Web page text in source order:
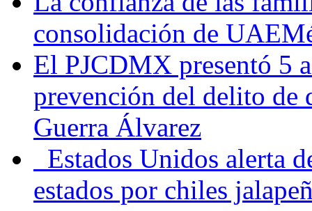
consolidación de
El PJCDMX presentó 5
prevención del delito de
Guerra Álvarez
Estados Unidos alerta
estados por chiles